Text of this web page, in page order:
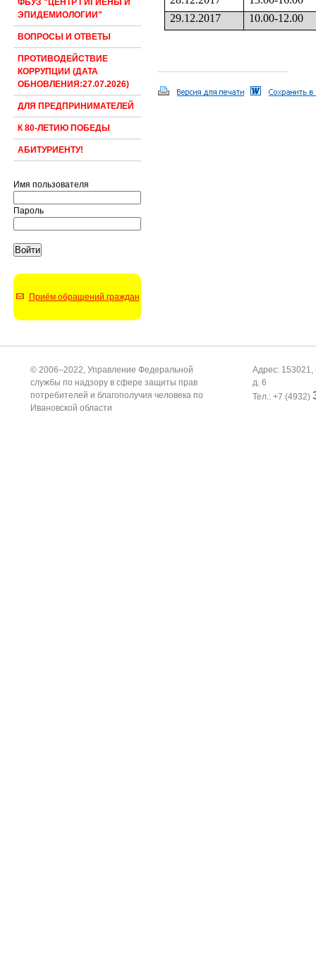
ФБУЗ "ЦЕНТР ГИГИЕНЫ И
ЭПИДЕМИОЛОГИИ"
ВОПРОСЫ И ОТВЕТЫ
ПРОТИВОДЕЙСТВИЕ
КОРРУПЦИИ (ДАТА
ОБНОВЛЕНИЯ:27.07.2026)
ДЛЯ ПРЕДПРИНИМАТЕЛЕЙ
К 80-ЛЕТИЮ ПОБЕДЫ
АБИТУРИЕНТУ!
Имя пользователя
Пароль
Приём обращений граждан
29.12.2017
10.00-12.00
© 2006–2022, Управление Федеральной
службы по надзору в сфере защиты прав
потребителей и благополучия человека по
Ивановской области
Адрес: 153021,
д. 6
Тел.: +7 (4932)